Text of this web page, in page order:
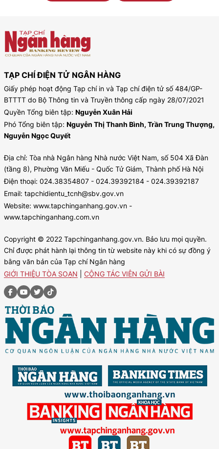
TẠP CHÍ ĐIỆN TỬ NGÂN HÀNG
Giấy phép hoạt động Tạp chí in và Tạp chí điện tử số 484/GP-
BTTTT do Bộ Thông tin và Truyền thông cấp ngày 28/07/2021
Quyền Tổng biên tập: Nguyễn Xuân Hải
Phó Tổng biên tập: Nguyễn Thị Thanh Bình, Trần Trung Thượng,
Nguyễn Ngọc Quyết
Địa chỉ: Tòa nhà Ngân hàng Nhà nước Việt Nam, số 504 Xã Đàn
(tầng 8), Phường Văn Miếu - Quốc Tử Giám, Thành phố Hà Nội
Điện thoại: 024.38354807 - 024.39392184 - 024.39392187
Email: tapchidientu_tcnh@sbv.gov.vn
Website: www.tapchinganhang.gov.vn -
www.tapchinganhang.com.vn
Copyright © 2022 Tapchinganhang.gov.vn. Bảo lưu mọi quyền.
Chỉ được phát hành lại thông tin từ website này khi có sự đồng ý
bằng văn bản của Tạp chí Ngân hàng
GIỚI THIỆU TÒA SOẠN
CỘNG TÁC VIÊN GỬI BÀI